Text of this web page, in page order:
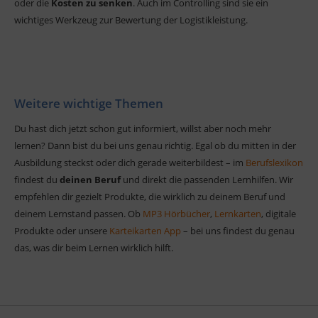
oder die Kosten zu senken. Auch im Controlling sind sie ein
wichtiges Werkzeug zur Bewertung der Logistikleistung.
Weitere wichtige Themen
Du hast dich jetzt schon gut informiert, willst aber noch mehr
lernen? Dann bist du bei uns genau richtig. Egal ob du mitten in der
Ausbildung steckst oder dich gerade weiterbildest – im Berufslexikon
findest du deinen Berufund direkt die passenden Lernhilfen. Wir
empfehlen dir gezielt Produkte, die wirklich zu deinem Beruf und
deinem Lernstand passen. Ob MP3 Hörbücher, Lernkarten, digitale
Produkte oder unsere Karteikarten App – bei uns findest du genau
das, was dir beim Lernen wirklich hilft.